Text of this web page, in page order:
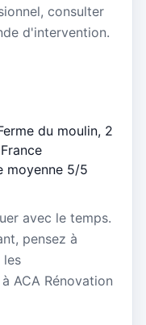
consulter
d'intervention.
du moulin, 2
moyenne 5/5
avec le temps.
pensez à
les
ACA Rénovation